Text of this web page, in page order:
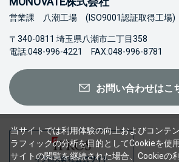
営業課 八潮工場 (ISO9001認証取得工場)
〒340-0811 埼玉県八潮市二丁目358
電話:048-996-4221 FAX:048-996-8781
お問い合わせはこ
当サイトでは利用体験の向上およびコンテ
ラフィックの分析を目的としてCookieを使
サイトの閲覧を継続された場合、Cookieの